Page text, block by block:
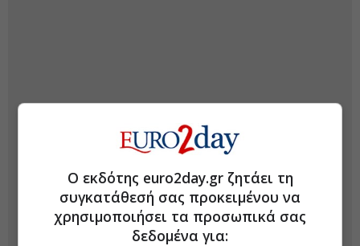
Ο εκδότης euro2day.gr ζητάει τη
συγκατάθεσή σας προκειμένου να
χρησιμοποιήσει τα προσωπικά σας
δεδομένα για: